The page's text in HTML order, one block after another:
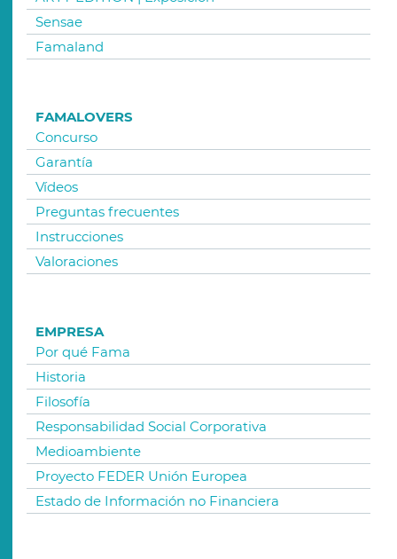
Sensae
Famaland
FAMALOVERS
Concurso
Garantía
Vídeos
Preguntas frecuentes
Instrucciones
Valoraciones
EMPRESA
Por qué Fama
Historia
Filosofía
Responsabilidad Social Corporativa
Medioambiente
Proyecto FEDER Unión Europea
Estado de Información no Financiera